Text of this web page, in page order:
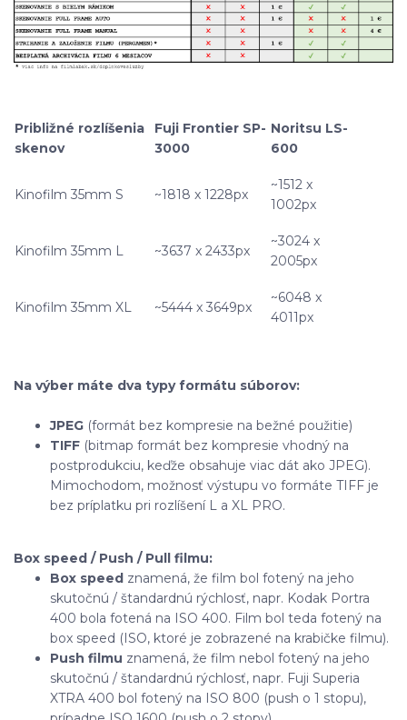
Približné rozlíšenia
skenov
Fuji Frontier SP-
3000
Noritsu LS-
600
Kinofilm 35mm S ~1818 x 1228px
~1512 x
1002px
Kinofilm 35mm L ~3637 x 2433px
~3024 x
2005px
Kinofilm 35mm XL ~5444 x 3649px
~6048 x
4011px
Na výber máte dva typy formátu súborov:
JPEG (formát bez kompresie na bežné použitie)
TIFF (bitmap formát bez kompresie vhodný na
postprodukciu, keďže obsahuje viac dát ako JPEG).
Mimochodom, možnosť výstupu vo formáte TIFF je
bez príplatku pri rozlíšení L a XL PRO.
Box speed / Push / Pull filmu:
Box speed znamená, že film bol fotený na jeho
skutočnú / štandardnú rýchlosť, napr. Kodak Portra
400 bola fotená na ISO 400. Film bol teda fotený na
box speed (ISO, ktoré je zobrazené na krabičke filmu).
Push filmu znamená, že film nebol fotený na jeho
skutočnú / štandardnú rýchlosť, napr. Fuji Superia
XTRA 400 bol fotený na ISO 800 (push o 1 stopu),